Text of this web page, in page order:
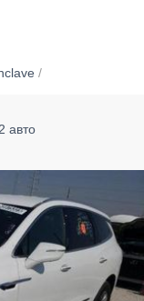
/
авто